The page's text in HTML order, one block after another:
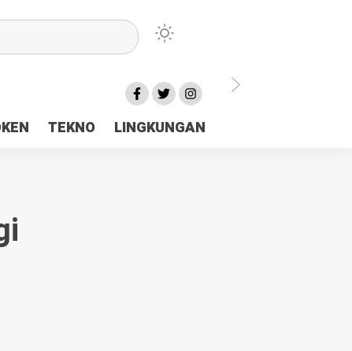
TEKNO LINGKUNGAN
Tanah Papua
Rp23 Miliar Disorot